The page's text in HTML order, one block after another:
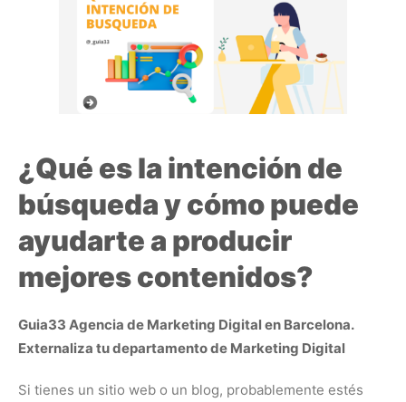
¿Qué es la intención de
búsqueda y cómo puede
ayudarte a producir
mejores contenidos?
Guia33 Agencia de Marketing Digital en Barcelona.
Externaliza tu departamento de Marketing Digital
Si tienes un sitio web o un blog, probablemente estés